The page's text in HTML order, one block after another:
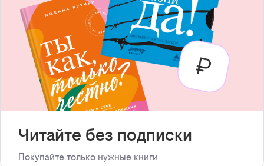
Читайте без подписки
Покупайте только нужные книги